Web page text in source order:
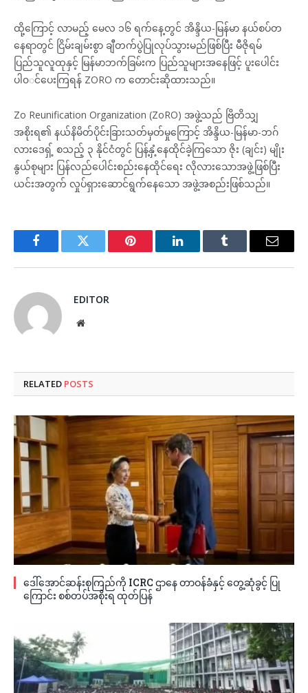
ထို့ကြောင့် လာမည့် မေလ ၁၆ ရက်နေ့တွင် အိန္ဒိယ-မြန်မာ နယ်စပ်တ
နေရာတွင် ငြိမ်းချမ်းစွာ ချီတက်ပွဲပြုလုပ်သွားမည်ဖြစ်ပြီး မီဇိုရမ်
ပြည်သူလူထုနှင့် မြန်မာဘက်ခြမ်းက ပြည်သူများအနေဖြင့် ပူးပေါင်း
ပါ၀◌င်ပေးကြရန် ZORO က တောင်းဆိုထားသည်။
Zo Reunification Organization (ZoRO) အဖွဲ့သည် ဗြိတိသျှ
အစိုးရ၏ နယ်နိမိတ်ပိုင်းခြားသတ်မှတ်မှုကြောင့် အိန္ဒိယ-မြန်မာ-ဘဂ်
လားဒေရှ့် စသည့် ၃ နိုင်ငံတွင် ပြန့်နှံ့နေထိုင်ခဲ့ကြသော ဇိုး (ချင်း) မျိုး
နွယ်စုများ ပြန်လည်ပေါင်းစည်းနေထိုင်ရေး လိုလားသောအဖွဲ့ဖြစ်ပြီး
ယင်းအတွက် လှုပ်ရှားဆောင်ရွက်နေသော အဖွဲ့အစည်းဖြစ်သည်။
FacebookTwitter Pinterest LinkedInTumblr Email
EDITOR
Website
RELATED POSTS
ဒေါ်အောင်ဆန်းစုကြည်ကို ICRC ဌာနေ တာဝန်ခံနှင့် တွေ့ဆုံခွင့် ပြု
ကြောင်း စစ်တပ်အစိုးရ ထုတ်ပြန်